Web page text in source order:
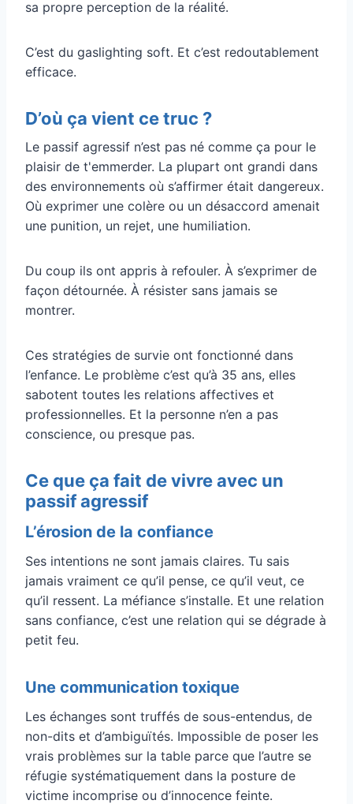
sa propre perception de la réalité.
C’est du gaslighting soft. Et c’est redoutablement
efficace.
D’où ça vient ce truc ?
Le passif agressif n’est pas né comme ça pour le
plaisir de t'emmerder. La plupart ont grandi dans
des environnements où s’affirmer était dangereux.
Où exprimer une colère ou un désaccord amenait
une punition, un rejet, une humiliation.
Du coup ils ont appris à refouler. À s’exprimer de
façon détournée. À résister sans jamais se
montrer.
Ces stratégies de survie ont fonctionné dans
l’enfance. Le problème c’est qu’à 35 ans, elles
sabotent toutes les relations affectives et
professionnelles. Et la personne n’en a pas
conscience, ou presque pas.
Ce que ça fait de vivre avec un
passif agressif
L’érosion de la confiance
Ses intentions ne sont jamais claires. Tu sais
jamais vraiment ce qu’il pense, ce qu’il veut, ce
qu’il ressent. La méfiance s’installe. Et une relation
sans confiance, c’est une relation qui se dégrade à
petit feu.
Une communication toxique
Les échanges sont truffés de sous-entendus, de
non-dits et d’ambiguïtés. Impossible de poser les
vrais problèmes sur la table parce que l’autre se
réfugie systématiquement dans la posture de
victime incomprise ou d’innocence feinte.